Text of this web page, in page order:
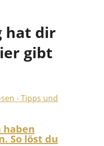
hat dir
gibt
haben
So löst du